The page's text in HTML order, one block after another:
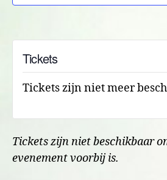
Tickets
Tickets zijn niet meer
Tickets zijn niet beschikbaar
evenement voorbij is.